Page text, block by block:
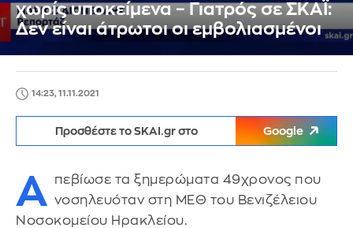
χωρίς υποκείμενα – Γιατρός σε ΣΚΑΪ:
Δεν είναι άτρωτοι οι εμβολιασμένοι
14:23, 11.11.2021
Προσθέστε το SKAI.gr στο Google
Α πεβίωσε τα ξημερώματα 49χρονος που
νοσηλευόταν στη ΜΕΘ του Βενιζέλειου
Νοσοκομείου Ηρακλείου.